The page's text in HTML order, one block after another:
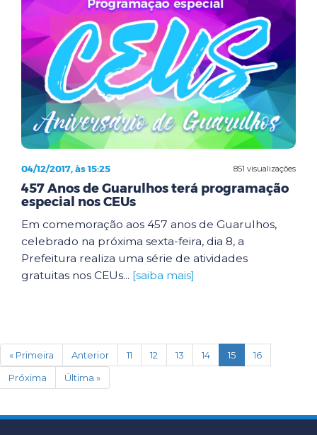
851 visualizações
04/12/2017, às 15:25
457 Anos de Guarulhos terá programação
especial nos CEUs
Em comemoração aos 457 anos de Guarulhos,
celebrado na próxima sexta-feira, dia 8, a
Prefeitura realiza uma série de atividades
gratuitas nos CEUs... [saiba mais]
« Primeira Anterior 11 12 13 14 15(current)
16
Próxima
Última »